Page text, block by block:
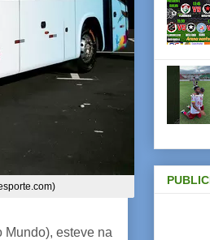
esteve na